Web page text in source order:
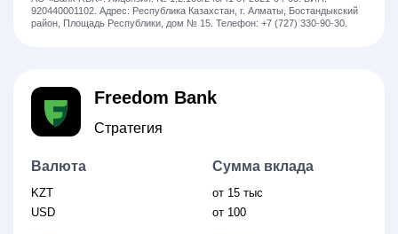
920440001102. Адрес: Республика Казахстан, г. Алматы, Бостандыкский
район, Площадь Республики, дом № 15. Телефон: +7 (727) 330-90-30.
Freedom Bank
Стратегия
Валюта
KZT
USD
Сумма вклада
от 15 тыс
от 100